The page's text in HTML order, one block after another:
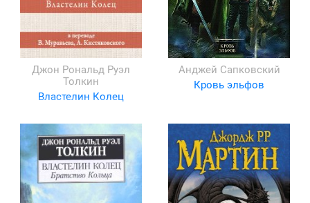
Джон Рональд Руэл
Толкин
Властелин Колец
Анджей Сапковский
Кровь эльфов